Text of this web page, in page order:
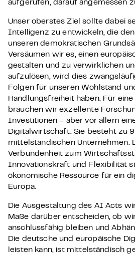
aufgerufen, darauf angemessen
Unser oberstes Ziel sollte dabei
Intelligenz zu entwickeln, die
unseren demokratischen
Versäumen wir es, einen
gestalten und zu verwirklichen
aufzulösen, wird dies
Folgen für unseren Wohlstand
Handlungsfreiheit haben. Für eine
brauchen wir exzellente
Investitionen – aber vor allem
Digitalwirtschaft. Sie besteht zu
mittelständischen Unternehmen.
Verbundenheit zum
Innovationskraft und Flexibilität
ökonomische Ressource für ein
Europa.
Die Ausgestaltung des AI Acts
Maße darüber entscheiden, ob
anschlussfähig bleiben und
Die deutsche und europäische
leisten kann, ist mittelständisch